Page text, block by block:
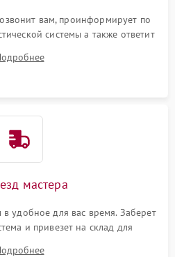
вам, проинформирует по
системы а также ответит
мастера
удобное для вас время. Заберет
и привезет на склад для